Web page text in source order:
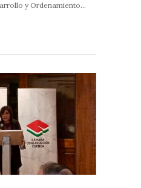
y Ordenamiento...